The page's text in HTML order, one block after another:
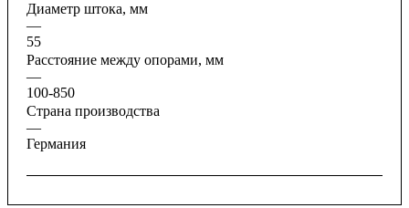
Диаметр штока, мм
—
55
Расстояние между опорами, мм
—
100-850
Страна производства
—
Германия